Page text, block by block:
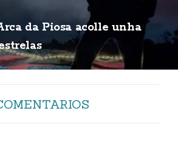
da Piosa acolle unha